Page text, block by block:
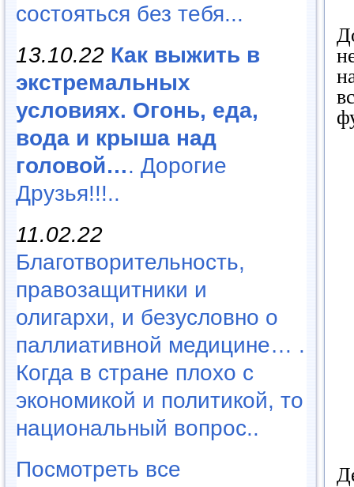
состояться без тебя...
13.10.22 Как выжить в
экстремальных
условиях. Огонь, еда,
вода и крыша над
головой…. Дорогие
Друзья!!!..
11.02.22
Благотворительность,
правозащитники и
олигархи, и безусловно о
паллиативной медицине… .
Когда в стране плохо с
экономикой и политикой, то
национальный вопрос..
Посмотреть все